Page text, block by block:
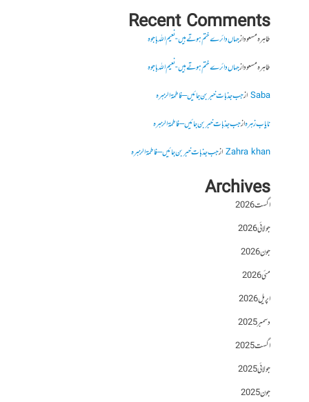
Recent Comments
طاہرہ مسعودازجہاں دائرے ختم ہوتے ہیں- نعیم اللہ باجوہ
طاہرہ مسعودازجہاں دائرے ختم ہوتے ہیں- نعیم اللہ باجوہ
Sabaازجب جذبات خبر بن جائیں – فاطمۃالزہرہ
نایاب زہرہازجب جذبات خبر بن جائیں – فاطمۃالزہرہ
Zahra khanازجب جذبات خبر بن جائیں – فاطمۃالزہرہ
Archives
اگست 2026
جولائی 2026
جون 2026
مئی 2026
اپریل 2026
دسمبر 2025
اگست 2025
جولائی 2025
جون 2025